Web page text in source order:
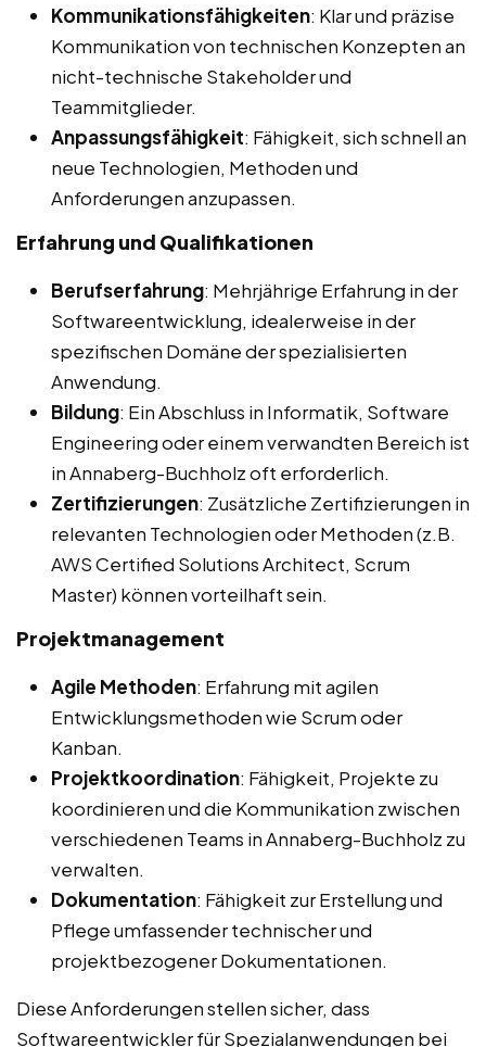
Kommunikationsfähigkeiten: Klar und präzise
Kommunikation von technischen Konzepten an
nicht-technische Stakeholder und
Teammitglieder.
Anpassungsfähigkeit: Fähigkeit, sich schnell an
neue Technologien, Methoden und
Anforderungen anzupassen.
Erfahrung und Qualifikationen
Berufserfahrung: Mehrjährige Erfahrung in der
Softwareentwicklung, idealerweise in der
spezifischen Domäne der spezialisierten
Anwendung.
Bildung: Ein Abschluss in Informatik, Software
Engineering oder einem verwandten Bereich ist
in Annaberg-Buchholz oft erforderlich.
Zertifizierungen: Zusätzliche Zertifizierungen in
relevanten Technologien oder Methoden (z.B.
AWS Certified Solutions Architect, Scrum
Master) können vorteilhaft sein.
Projektmanagement
Agile Methoden: Erfahrung mit agilen
Entwicklungsmethoden wie Scrum oder
Kanban.
Projektkoordination: Fähigkeit, Projekte zu
koordinieren und die Kommunikation zwischen
verschiedenen Teams in Annaberg-Buchholz zu
verwalten.
Dokumentation: Fähigkeit zur Erstellung und
Pflege umfassender technischer und
projektbezogener Dokumentationen.
Diese Anforderungen stellen sicher, dass
Softwareentwickler für Spezialanwendungen bei